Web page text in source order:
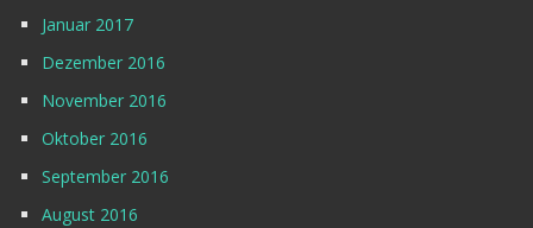
Januar 2017
Dezember 2016
November 2016
Oktober 2016
September 2016
August 2016